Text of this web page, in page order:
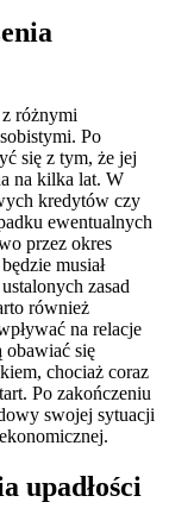
z różnymi
Po
się z tym, że jej
na kilka lat. W
kredytów czy
ewentualnych
przez okres
musiał
zasad
również
na relacje
obawiać się
chociaż coraz
Po zakończeniu
swojej sytuacji
upadłości